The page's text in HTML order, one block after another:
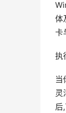
体
卡
执
当
灵
后